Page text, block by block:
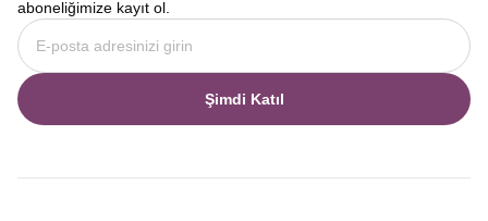
aboneliğimize kayıt ol.
Şimdi Katıl